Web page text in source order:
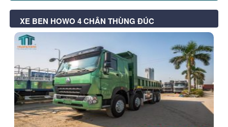
XE BEN HOWO 4 CHÂN THÙNG ĐÚC